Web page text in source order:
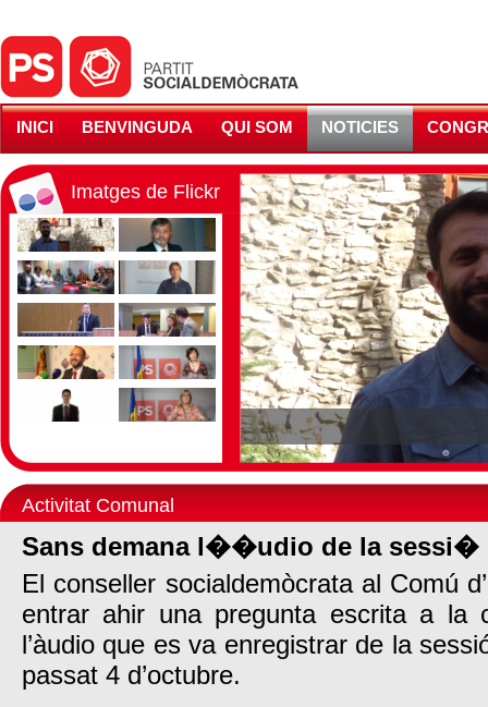
INICI BENVINGUDA QUI SOM NOTICIES
Imatges de Flickr
Activitat Comunal
Sans demana l��udio de la
El conseller socialdemòcrata al Comú
entrar ahir una pregunta escrita a la
l’àudio que es va enregistrar de la
passat 4 d’octubre.